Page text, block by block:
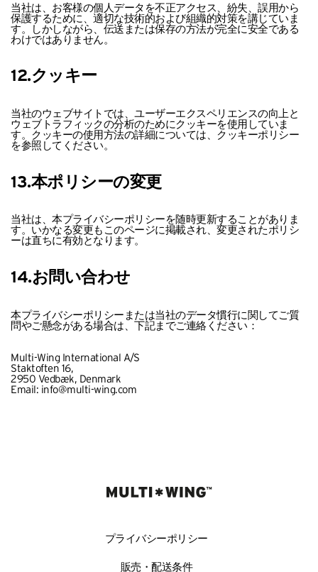
当社は、お客様の個人データを不正アクセス、紛失、誤用から
保護するために、適切な技術的および組織的対策を講じていま
す。しかしながら、伝送または保存の方法が完全に安全である
わけではありません。
12.クッキー
当社のウェブサイトでは、ユーザーエクスペリエンスの向上と
ウェブトラフィックの分析のためにクッキーを使用していま
す。クッキーの使用方法の詳細については、クッキーポリシー
を参照してください。
13.本ポリシーの変更
当社は、本プライバシーポリシーを随時更新することがありま
す。いかなる変更もこのページに掲載され、変更されたポリシ
ーは直ちに有効となります。
14.お問い合わせ
本プライバシーポリシーまたは当社のデータ慣行に関してご質
問やご懸念がある場合は、下記までご連絡ください：
Multi-Wing International A/S
Staktoften 16,
2950 Vedbæk, Denmark
Email: info@multi-wing.com
プライバシーポリシー
販売・配送条件